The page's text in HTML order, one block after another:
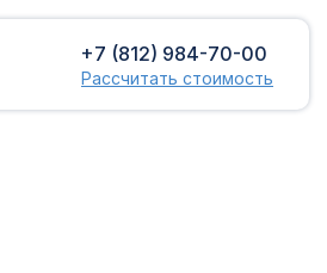
+7 (812) 984-70-00
Рассчитать стоимость